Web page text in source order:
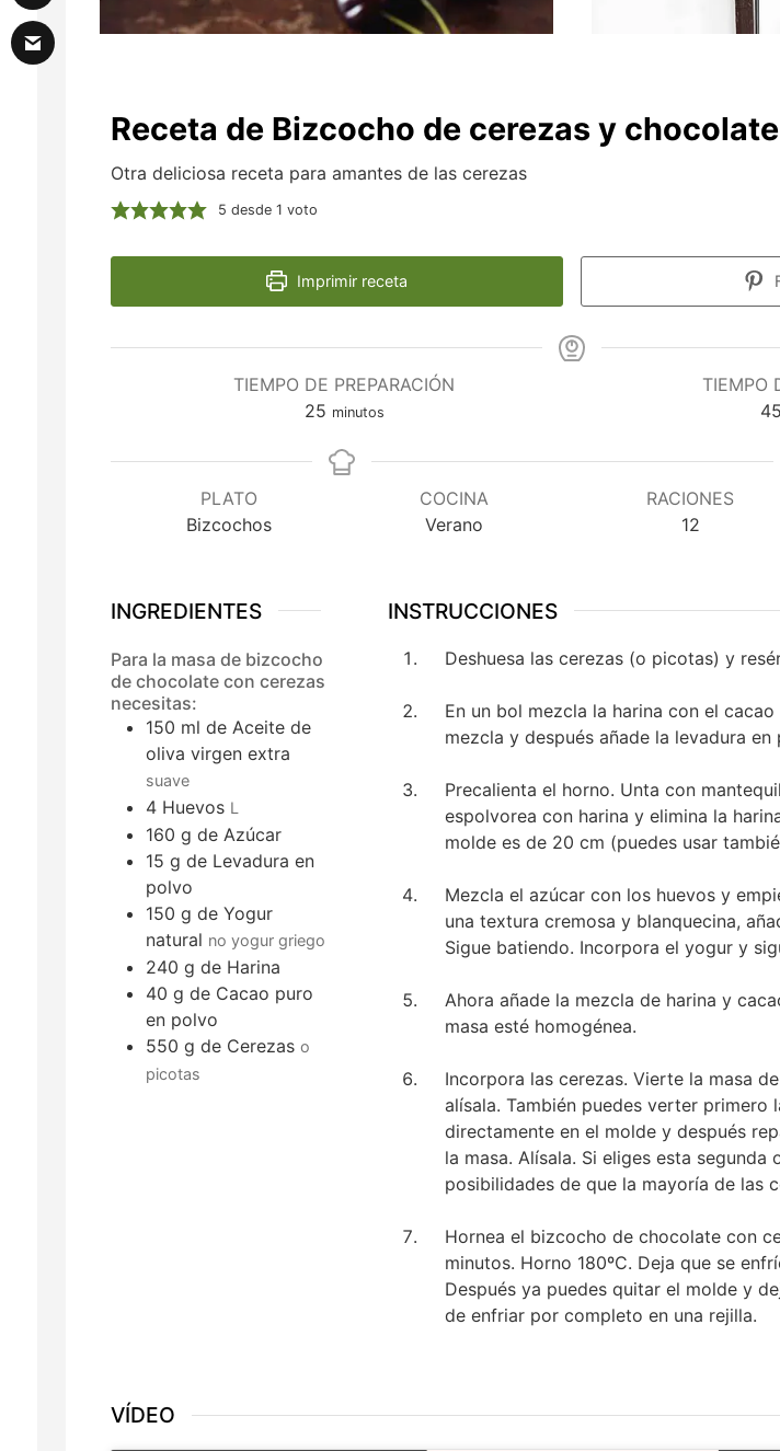
Receta de Bizcocho de cerezas y chocolate
Otra deliciosa receta para amantes de las cerezas
5 desde 1 voto
Imprimir receta
TIEMPO DE PREPARACIÓN
25minutos
minutos
TIEMPO
45
PLATO
Bizcochos
COCINA
Verano
RACIONES
12
INGREDIENTES
Para la masa de bizcocho
de chocolate con cerezas
necesitas:
150 ml de Aceite de
oliva virgen extra
suave
4 Huevos L
160 g de Azúcar
15 g de Levadura en
polvo
150 g de Yogur
natural no yogur griego
240 g de Harina
40 g de Cacao puro
en polvo
550 g de Cerezas o
picotas
INSTRUCCIONES
Deshuesa las cerezas (o picotas) y
En un bol mezcla la harina con el
mezcla y después añade la levadura en
Precalienta el horno. Unta con
espolvorea con harina y elimina la
molde es de 20 cm (puedes usar
Mezcla el azúcar con los huevos y
una textura cremosa y blanquecina,
Sigue batiendo. Incorpora el yogur y
Ahora añade la mezcla de harina y
masa esté homogénea.
Incorpora las cerezas. Vierte la masa
alísala. También puedes verter primero
directamente en el molde y después
la masa. Alísala. Si eliges esta segunda
posibilidades de que la mayoría de las
Hornea el bizcocho de chocolate con
minutos. Horno 180ºC. Deja que se
Después ya puedes quitar el molde y
de enfriar por completo en una rejilla.
VÍDEO